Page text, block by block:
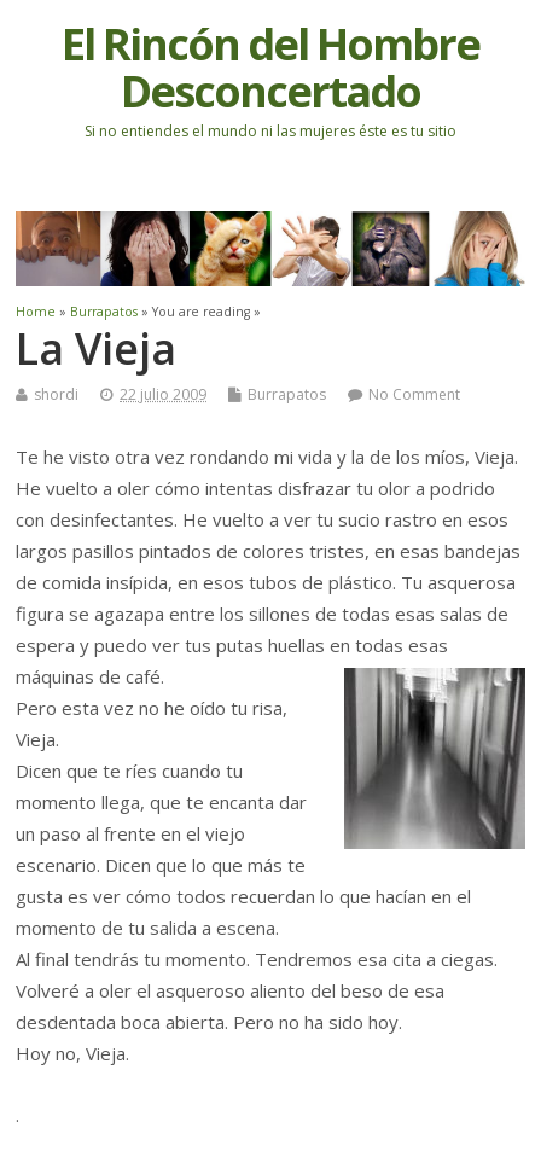
El Rincón del Hombre
Desconcertado
Si no entiendes el mundo ni las mujeres éste es tu sitio
Home » Burrapatos » You are reading »
La Vieja
shordi 22 julio 2009 Burrapatos No Comment
Te he visto otra vez rondando mi vida y la de los míos, Vieja.
He vuelto a oler cómo intentas disfrazar tu olor a podrido
con desinfectantes. He vuelto a ver tu sucio rastro en esos
largos pasillos pintados de colores tristes, en esas bandejas
de comida insípida, en esos tubos de plástico. Tu asquerosa
figura se agazapa entre los sillones de todas esas salas de
espera y puedo ver tus putas huellas en todas esas
máquinas de café.
Pero esta vez no he oído tu risa,
Vieja.
Dicen que te ríes cuando tu
momento llega, que te encanta dar
un paso al frente en el viejo
escenario. Dicen que lo que más te
gusta es ver cómo todos recuerdan lo que hacían en el
momento de tu salida a escena.
Al final tendrás tu momento. Tendremos esa cita a ciegas.
Volveré a oler el asqueroso aliento del beso de esa
desdentada boca abierta. Pero no ha sido hoy.
Hoy no, Vieja.
.